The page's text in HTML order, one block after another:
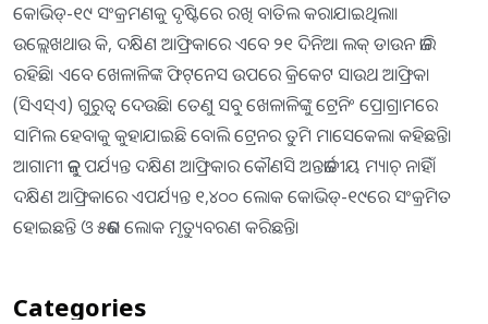
କୋଭିଡ୍‌-୧୯ ସଂକ୍ରମଣକୁ ଦୃଷ୍ଟିରେ ରଖି ବାତିଲ କରାଯାଇଥିଲା।
ଉଲ୍ଲେଖଥାଉ କି, ଦକ୍ଷିଣ ଆଫ୍ରିକାରେ ଏବେ ୨୧ ଦିନିଆ ଲକ୍‌ ଡାଉନ ଜାରି
ରହିଛି। ଏବେ ଖେଳାଳିଙ୍କ ଫିଟ୍‌ନେସ ଉପରେ କ୍ରିକେଟ ସାଉଥ ଆଫ୍ରିକା
(ସିଏସ୍‌ଏ) ଗୁରୁତ୍ୱ ଦେଉଛି। ତେଣୁ ସବୁ ଖେଳାଳିଙ୍କୁ ଟ୍ରେନିଂ ପ୍ରୋଗ୍ରାମରେ
ସାମିଲ ହେବାକୁ କୁହାଯାଇଛି ବୋଲି ଟ୍ରେନର ତୁମି ମାସେକେଲା କହିଛନ୍ତି।
ଆଗାମୀ ଜୁନ୍‌ ପର୍ଯ୍ୟନ୍ତ ଦକ୍ଷିଣ ଆଫ୍ରିକାର କୌଣସି ଅନ୍ତର୍ଜାତୀୟ ମ୍ୟାଚ୍‌ ନାହିଁ।
ଦକ୍ଷିଣ ଆଫ୍ରିକାରେ ଏପର୍ଯ୍ୟନ୍ତ ୧,୪୦୦ ଲୋକ କୋଭିଡ୍‌-୧୯ରେ ସଂକ୍ରମିତ
ହୋଇଛନ୍ତି ଓ ୫ଜଣ ଲୋକ ମୃତ୍ୟୁବରଣ କରିଛନ୍ତି।
Categories